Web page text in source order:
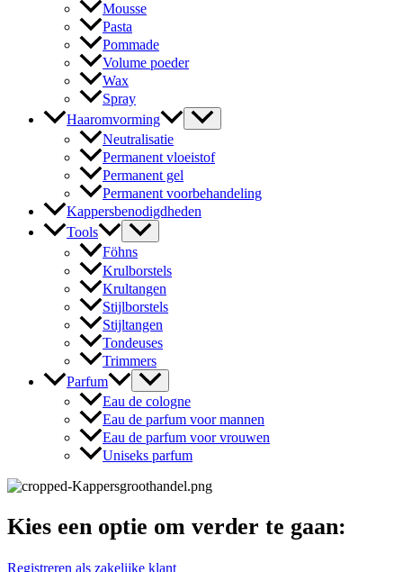
Mousse
Pasta
Pommade
Volume poeder
Wax
Spray
Haaromvorming
Neutralisatie
Permanent vloeistof
Permanent gel
Permanent voorbehandeling
Kappersbenodigdheden
Tools
Föhns
Krulborstels
Krultangen
Stijlborstels
Stijltangen
Tondeuses
Trimmers
Parfum
Eau de cologne
Eau de parfum voor mannen
Eau de parfum voor vrouwen
Uniseks parfum
Kies een optie om verder te gaan:
Registreren als zakelijke klant